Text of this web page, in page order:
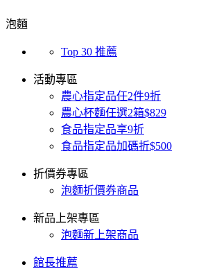
泡麵
Top 30 推薦
活動專區
農心指定品任2件9折
農心杯麵任選2箱$829
食品指定品享9折
食品指定品加碼折$500
折價券專區
泡麵折價券商品
新品上架專區
泡麵新上架商品
館長推薦